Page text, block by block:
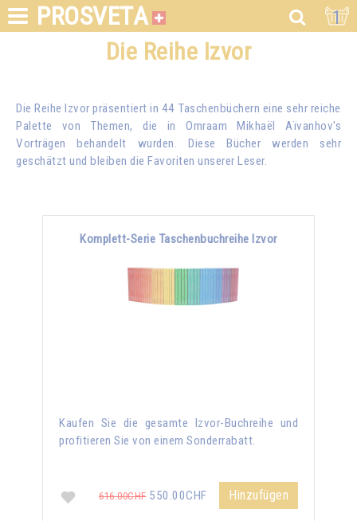
PROSVETA 1
Die Reihe Izvor
Die Reihe Izvor präsentiert in 44 Taschenbüchern eine sehr reiche
Palette von Themen, die inOmraam Mikhaël Aïvanhov's
Vorträgen behandelt wurden. Diese Bücher werden sehr
geschätzt und bleiben die Favoriten unserer Leser.
Komplett-Serie Taschenbuchreihe Izvor
Kaufen Sie die gesamte Izvor-Buchreihe und
profitieren Sie von einem Sonderrabatt.
616.00CHF550.00CHF Hinzufügen